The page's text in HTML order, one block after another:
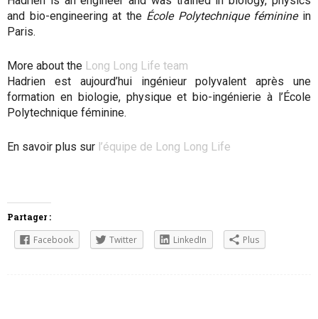
and bio-engineering at the École Polytechnique fémininein
Paris.
More about the Long Long Life team
Hadrien est aujourd’hui ingénieur polyvalent après une
formation en biologie, physique et bio-ingénierie à l’École
Polytechnique féminine.
En savoir plus sur l’équipe de Long Long Life
Partager :
Facebook Twitter LinkedIn Plus